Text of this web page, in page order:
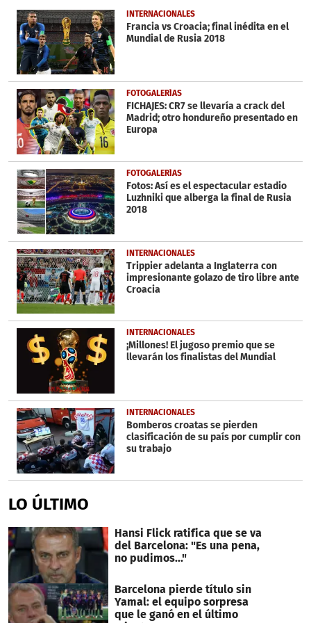
1
minute,
2
seconds
INTERNACIONALES
Francia vs Croacia; final inédita en el
Mundial de Rusia 2018
FOTOGALERÍAS
FICHAJES: CR7 se llevaría a crack del
Madrid; otro hondureño presentado en
Europa
FOTOGALERÍAS
Fotos: Así es el espectacular estadio
Luzhniki que alberga la final de Rusia
2018
INTERNACIONALES
Trippier adelanta a Inglaterra con
impresionante golazo de tiro libre ante
Croacia
INTERNACIONALES
¡Millones! El jugoso premio que se
llevarán los finalistas del Mundial
INTERNACIONALES
Bomberos croatas se pierden
clasificación de su país por cumplir con
su trabajo
LO ÚLTIMO
Hansi Flick ratifica que se va
del Barcelona: "Es una pena,
no pudimos..."
Barcelona pierde título sin
Yamal: el equipo sorpresa
que le ganó en el último